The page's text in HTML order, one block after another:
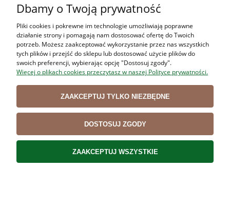
Nóż rzeźniczy BLOKOWY VICTORINOX SWIBO 5.8421
14 cm SZEROKI
77,49 zł
Cena netto: 63,00 zł
DO KOSZYKA
Nóż trybownik DICK 8 2368 dł 10 cm, TWARDY
42,90 zł
Cena netto:
Dbamy o Twoją prywatność
Pliki cookies i pokrewne im technologie umożliwiają poprawne
działanie strony i pomagają nam dostosować ofertę do Twoich
potrzeb. Możesz zaakceptować wykorzystanie przez nas wszystkich
tych plików i przejść do sklepu lub dostosować użycie plików do
swoich preferencji, wybierając opcję "Dostosuj zgody".
Więcej o plikach cookies przeczytasz w naszej Polityce prywatności.
ZAAKCEPTUJ TYLKO NIEZBĘDNE
DOSTOSUJ ZGODY
ZAAKCEPTUJ WSZYSTKIE